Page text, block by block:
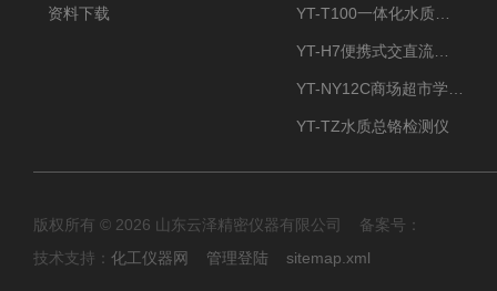
资料下载
YT-TZ水质总铬检测仪
版权所有 © 2026 山东云泽精密仪器有限公司 备案号：
技术支持： 化工仪器网 管理登陆 sitemap.xml